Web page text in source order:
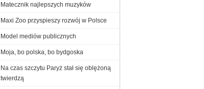
Matecznik najlepszych muzyków
Maxi Zoo przyspieszy rozwój w Polsce
Model mediów publicznych
Moja, bo polska, bo bydgoska
Na czas szczytu Paryż stał się oblężoną
twierdzą